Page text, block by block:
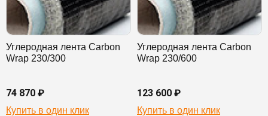
Углеродная лента Carbon
Wrap 230/300
74 870 ₽
Купить в один клик
Углеродная лента Carbon
Wrap 230/600
123 600 ₽
Купить в один клик